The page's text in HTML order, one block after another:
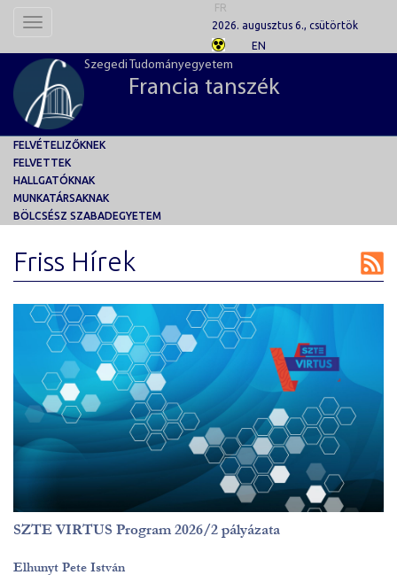
Toggle
FR
2026. augusztus 6., csütörtök
EN
Szegedi Tudományegyetem
Francia tanszék
FELVÉTELIZŐKNEK
FELVETTEK
HALLGATÓKNAK
MUNKATÁRSAKNAK
BÖLCSÉSZ SZABADEGYETEM
Friss Hírek
SZTE VIRTUS Program 2026/2 pályázata
Elhunyt Pete István